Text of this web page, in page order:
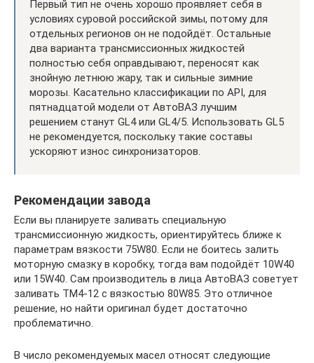
Первый тип не очень хорошо проявляет себя в
условиях суровой российской зимы, потому для
отдельных регионов он не подойдёт. Остальные
два варианта трансмиссионных жидкостей
полностью себя оправдывают, переносят как
знойную летнюю жару, так и сильные зимние
морозы. Касательно классификации по API, для
пятнадцатой модели от АвтоВАЗ лучшим
решением станут GL4 или GL4/5. Использовать GL5
не рекомендуется, поскольку такие составы
ускоряют износ синхронизаторов.
Рекомендации завода
Если вы планируете заливать специальную
трансмиссионную жидкость, ориентируйтесь ближе к
параметрам вязкости 75W80. Если не боитесь залить
моторную смазку в коробку, тогда вам подойдёт 10W40
или 15W40. Сам производитель в лица АвтоВАЗ советует
заливать ТМ4-12 с вязкостью 80W85. Это отличное
решение, но найти оригинал будет достаточно
проблематично.
В число рекомендуемых масел относят следующие